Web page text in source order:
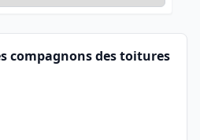
compagnons des toitures